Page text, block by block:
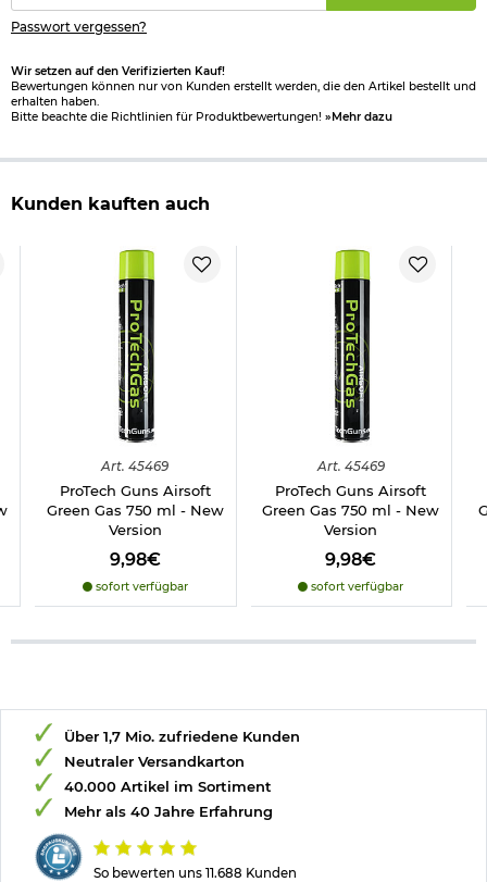
Passwort vergessen?
Wir setzen auf den Verifizierten Kauf!
Bewertungen können nur von Kunden erstellt werden, die den Artikel bestellt und
erhalten haben.
Bitte beachte die Richtlinien für Produktbewertungen! »Mehr dazu
Kunden kauften auch
Art. 45469
ProTech Guns Airsoft
Green Gas 750 ml - New
Version
9,98€
sofort verfügbar
Art. 45469
ProTech Guns Airsoft
Green Gas 750 ml - New
Version
9,98€
sofort verfügbar
So bewerten uns 11.688 Kunden
Über 1,7 Mio. zufriedene Kunden
Neutraler Versandkarton
40.000 Artikel im Sortiment
Mehr als 40 Jahre Erfahrung